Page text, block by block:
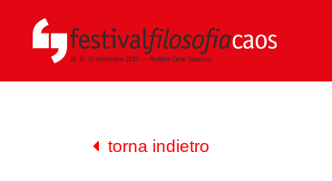
torna indietro